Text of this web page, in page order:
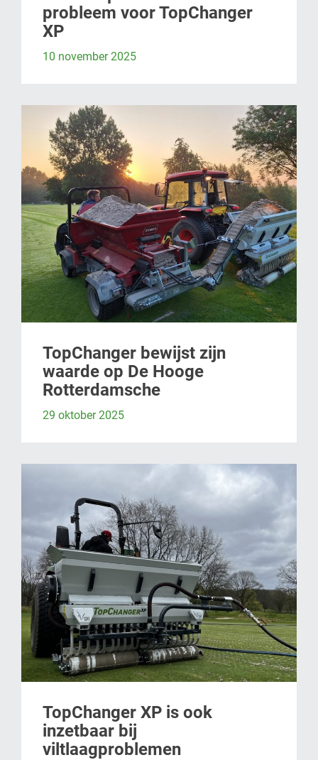
probleem voor TopChanger
XP
10 november 2025
TopChanger bewijst zijn
waarde op De Hooge
Rotterdamsche
29 oktober 2025
TopChanger XP is ook
inzetbaar bij
viltlaagproblemen